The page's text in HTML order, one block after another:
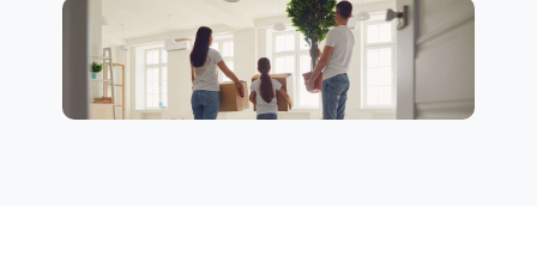
Wiener
Neustadt